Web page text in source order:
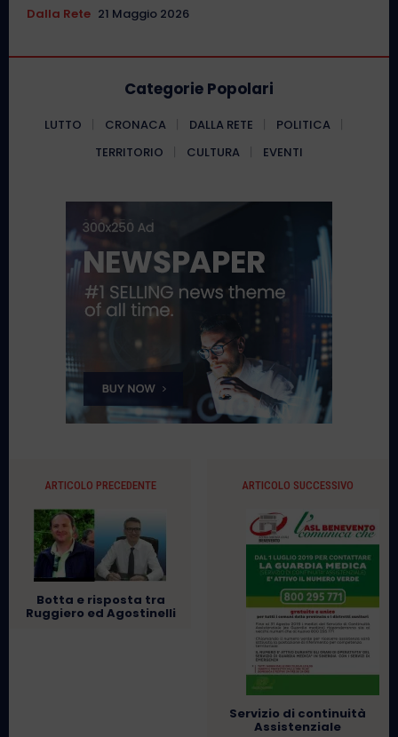
Dalla Rete 21 Maggio 2026
Categorie Popolari
LUTTO CRONACA DALLA RETE
POLITICA
TERRITORIO
CULTURA EVENTI
ARTICOLO PRECEDENTE
Botta e risposta tra
Ruggiero ed Agostinelli
ARTICOLO SUCCESSIVO
Servizio di continuità
Assistenziale